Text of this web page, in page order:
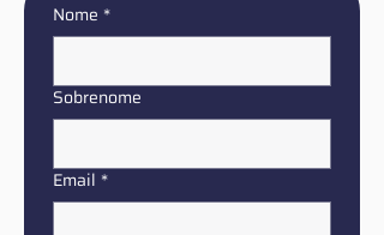
Nome *
Sobrenome
Email *